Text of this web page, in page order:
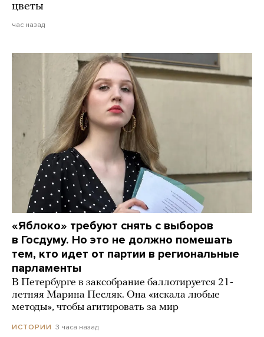
цветы
час назад
«Яблоко» требуют снять с выборов
в Госдуму. Но это не должно помешать
тем, кто идет от партии в региональные
парламенты
В Петербурге в заксобрание баллотируется 21-
летняя Марина Песляк. Она «искала любые
методы», чтобы агитировать за мир
ИСТОРИИ 3 часа назад